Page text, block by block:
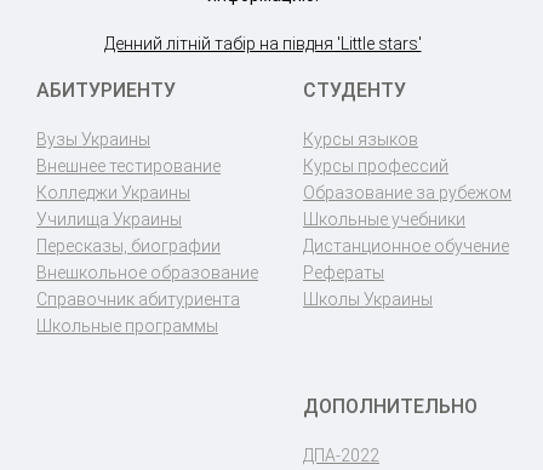
Денний літній табір на півдня 'Little stars'
АБИТУРИЕНТУ
Вузы Украины
Внешнее тестирование
Колледжи Украины
Училища Украины
Пересказы, биографии
Внешкольное образование
Справочник абитуриента
Школьные программы
СТУДЕНТУ
Курсы языков
Курсы профессий
Образование за рубежом
Школьные учебники
Дистанционное обучение
Рефераты
Школы Украины
ДОПОЛНИТЕЛЬНО
ДПА-2022